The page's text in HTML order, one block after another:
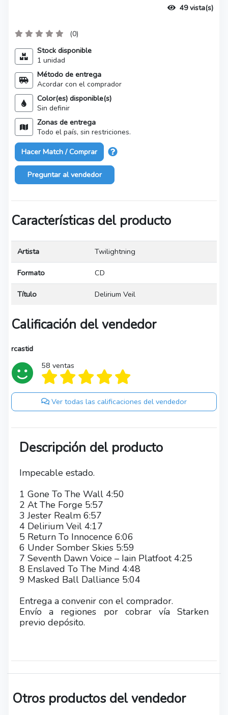
49 vista(s)
(0)
Stock disponible
1 unidad
Método de entrega
Acordar con el comprador
Color(es) disponible(s)
Sin definir
Zonas de entrega
Todo el país, sin restriciones.
Hacer Match / Comprar
Preguntar al vendedor
Características del producto
Artista Twilightning
Formato CD
Título Delirium Veil
Calificación del vendedor
rcastid
58 ventas
Ver todas las calificaciones del vendedor
Descripción del producto
Impecable estado.
1 Gone To The Wall 4:50
2 At The Forge 5:57
3 Jester Realm 6:57
4 Delirium Veil 4:17
5 Return To Innocence 6:06
6 Under Somber Skies 5:59
7 Seventh Dawn Voice – Iain Platfoot 4:25
8 Enslaved To The Mind 4:48
9 Masked Ball Dalliance 5:04
Entrega a convenir con el comprador.
Envío a regiones por cobrar vía Starken
previo depósito.
Otros productos del vendedor